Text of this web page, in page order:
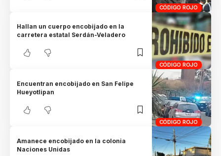
CÓDIGO ROJO
CÓDIGO ROJO
Hallan un cuerpo encobijado en la
carretera estatal Serdán-Veladero
CÓDIGO ROJO
Encuentran encobijado en San Felipe
Hueyotlipan
Amanece encobijado en la colonia
Naciones Unidas